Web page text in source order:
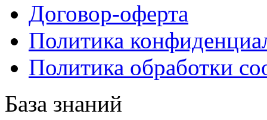
Договор-оферта
Политика
Политика обработки
База знаний